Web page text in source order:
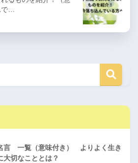
…
言 一覧（意味付き） よりよく生き
大切なこととは？